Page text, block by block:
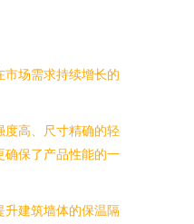
场需求持续增长的
高、尺寸精确的轻
确保了产品性能的一
升建筑墙体的保温隔